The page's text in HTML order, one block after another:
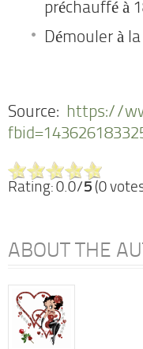
préchauffé à
Démouler à
Source: https://
Rating: 0.0/5 (0
ABOUT THE